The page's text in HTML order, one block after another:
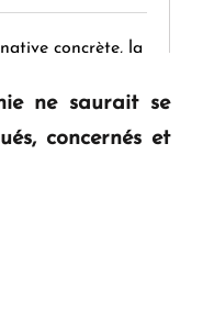
concrète, la
et d'avenir
ne saurait se
concernés et